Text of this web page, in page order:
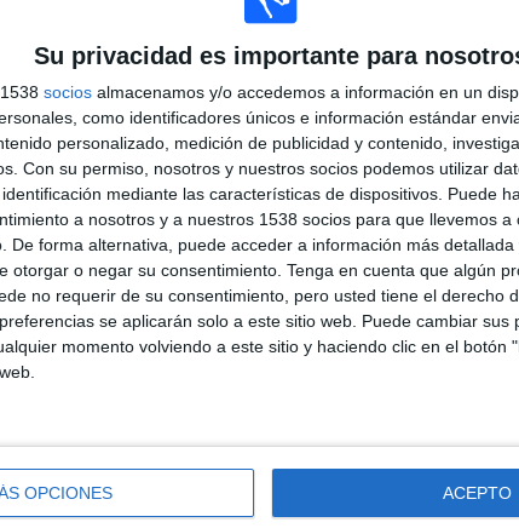
Su privacidad es importante para
socios almacenamos y/o accedemos a información en un
como identificadores únicos e información estándar
personalizado, medición de publicidad y contenido,
Con su permiso, nosotros y nuestros socios podemos utilizar
mediante las características de dispositivos. Puede
a nosotros y a nuestros 1538 socios para que llevemos a
De forma alternativa, puede acceder a información más
otorgar o negar su consentimiento. Tenga en cuenta que algún
no requerir de su consentimiento, pero usted tiene el derecho
se aplicarán solo a este sitio web. Puede cambiar sus
momento volviendo a este sitio y haciendo clic en el botón
OPCIONES ACEPTO
2
16
Ranking equipos por nº de partidos en abierto
SJK Seinäjoki
87 (14.62%)
HJK Helsinki
85 (14.29%)
FC Inter Turku
85 (14.29%)
84 (14.12%)
FC Ilves
84 (14.12%)
Ver ranking completo
SJK Seinäjoki
52 (8.74%)
HJK Helsinki
51 (8.57%)
FC Inter Turku
VPS
50 (8.4%)